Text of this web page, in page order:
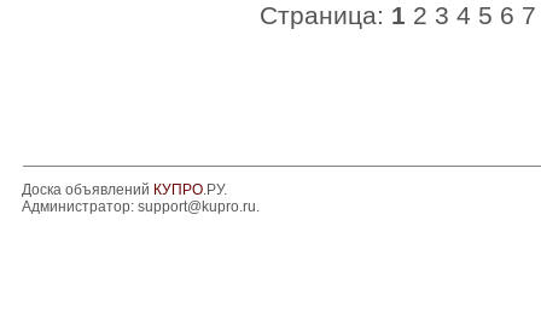
Страница: 1 2 3 4 5 6 7
Доска объявлений КУПРО.РУ.
Администратор: support@kupro.ru.